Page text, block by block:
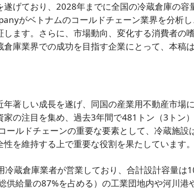
げており、2028年までに全国の冷蔵倉庫の容
がベトナムのコールドチェーン業界を分析
ます。さらに、市場動向、変化する消費者の
庫業界での成功を目指す企業にとって、本稿
著しい成長を遂げ、同国の産業用不動産市場
の注目を集め、過去3年間で481トン（3トン
ールドチェーンの重要な要素として、冷蔵施設
を維持する上で重要な役割を果たしています。
蔵倉庫業者が営業しており、合計設計容量は
供給量の87%を占める）の工業団地内や河川港